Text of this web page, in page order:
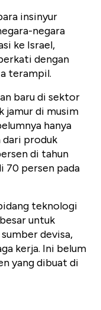
insinyur
negara
ke Israel,
dengan
terampil.
baru di sektor
jamur di musim
hanya
dari produk
di tahun
70 persen pada
teknologi
untuk
devisa,
kerja. Ini belum
yang dibuat di